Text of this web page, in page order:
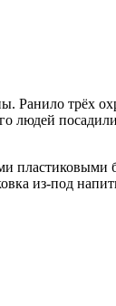
Ранило трёх
людей
из-под